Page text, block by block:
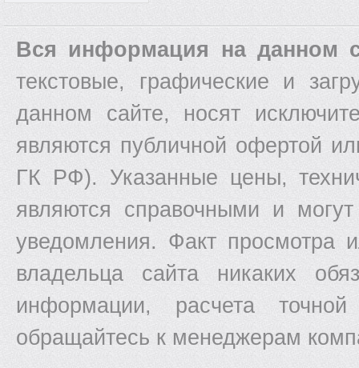
Вся информация на данном
текстовые, графические и
данном сайте, носят
являются публичной офертой
ГК РФ). Указанные цены,
являются справочными и
уведомления. Факт просмотра
владельца сайта никаких
информации, расчета
обращайтесь к менеджерам